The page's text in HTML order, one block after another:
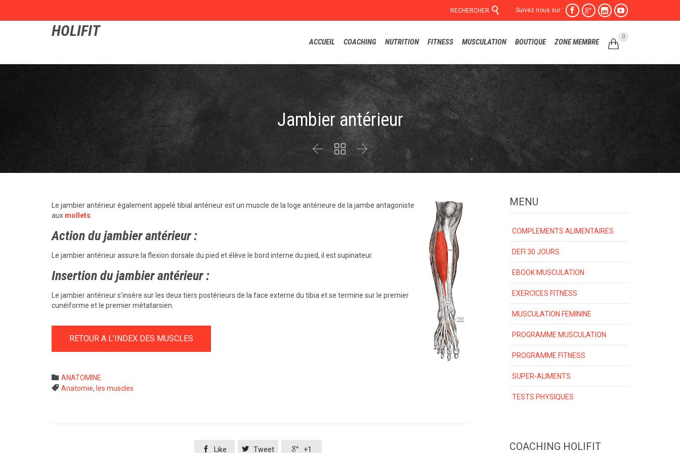
RECHERCHER  Suivez nous sur :    
HOLIFIT
to
ACCUEIL COACHING NUTRITION FITNESS MUSCULATION BOUTIQUE ZONE MEMBRE 
0
Jambier antérieur
  
Le jambier antérieur également appelé tibial antérieur est un muscle de la loge antérieure de la jambe antagoniste
aux mollets
Action du jambier antérieur :
Le jambier antérieur assure la flexion dorsale du pied et élève le bord interne du pied, il est supinateur.
Insertion du jambier antérieur :
Le jambier antérieur s’insère sur les deux tiers postérieurs de la face externe du tibia et se termine sur le premier
cunéiforme et le premier métatarsien.
RETOUR A L’INDEX DES MUSCLES
 Category
ANATOMINE
 Tags
Anatomie, les muscles
 Like  Tweet  +1
MENU
COMPLEMENTS ALIMENTAIRES
DEFI 30 JOURS
EBOOK MUSCULATION
EXERCICES FITNESS
MUSCULATION FEMININE
PROGRAMME MUSCULATION
PROGRAMME FITNESS
SUPER-ALIMENTS
TESTS PHYSIQUES
COACHING HOLIFIT